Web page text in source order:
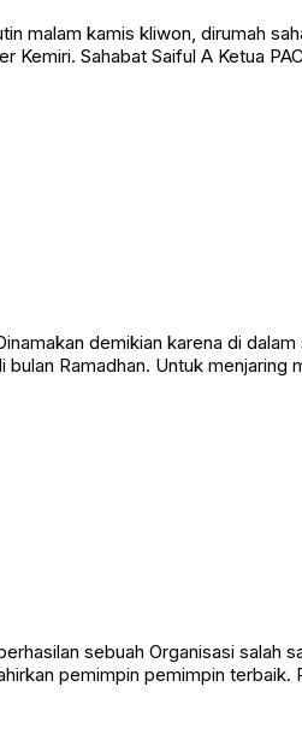
malam kamis kliwon, dirumah
Sahabat Saiful A Ketua
demikian karena di
Ramadhan. Untuk
sebuah Organisasi
pemimpin pemimpin